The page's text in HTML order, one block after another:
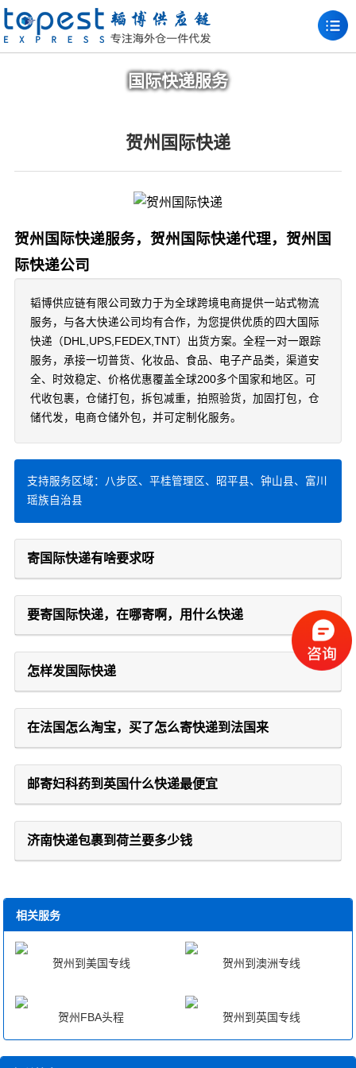
国际快递服务
贺州国际快递
贺州国际快递服务，贺州国际快递代理，贺州国
际快递公司
韬博供应链有限公司致力于为全球跨境电商提供一站式物流
服务，与各大快递公司均有合作，为您提供优质的四大国际
快递（DHL,UPS,FEDEX,TNT）出货方案。全程一对一跟踪
服务，承接一切普货、化妆品、食品、电子产品类，渠道安
全、时效稳定、价格优惠覆盖全球200多个国家和地区。可
代收包裹，仓储打包，拆包减重，拍照验货，加固打包，仓
储代发，电商仓储外包，并可定制化服务。
支持服务区域：八步区、平桂管理区、昭平县、钟山县、富川
瑶族自治县
寄国际快递有啥要求呀
要寄国际快递，在哪寄啊，用什么快递
怎样发国际快递
在法国怎么淘宝，买了怎么寄快递到法国来
邮寄妇科药到英国什么快递最便宜
济南快递包裹到荷兰要多少钱
相关服务
贺州到美国专线 贺州到澳洲专线
贺州FBA头程 贺州到英国专线